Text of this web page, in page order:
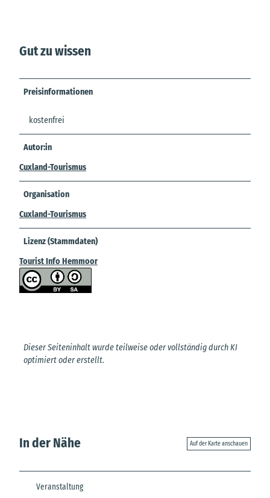
Gut zu wissen
Preisinformationen
kostenfrei
Autor:in
Cuxland-Tourismus
Organisation
Cuxland-Tourismus
Lizenz (Stammdaten)
Tourist Info Hemmoor
Dieser Seiteninhalt wurde teilweise oder vollständig durch KI
optimiert oder erstellt.
In der Nähe Auf der Karte anschauen
Veranstaltung